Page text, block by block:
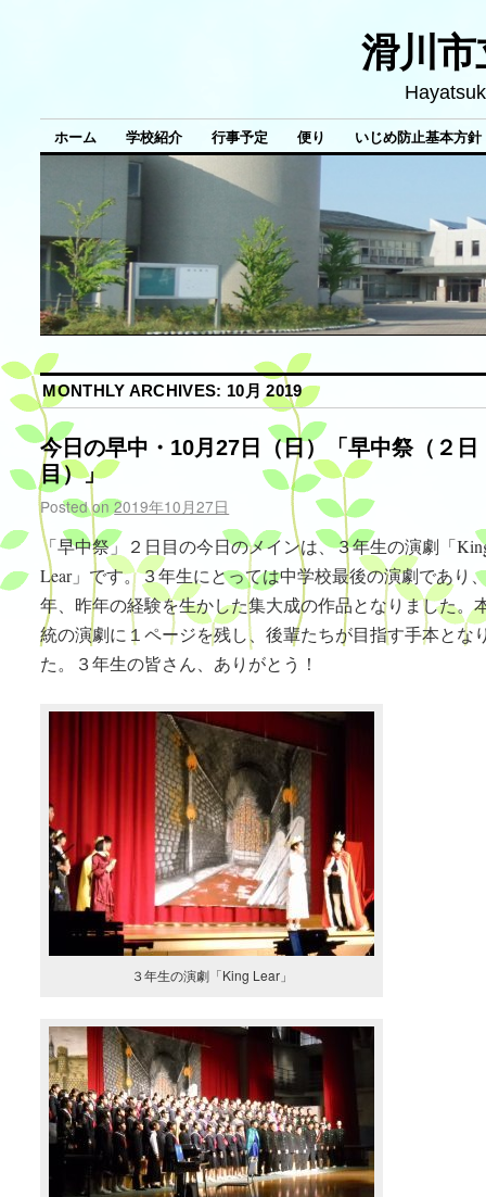
滑川市
ホーム 学校紹介 行事予定 便り いじめ防止基本方針
MONTHLY ARCHIVES: 10月 2019
今日の早中・10月27日（日）「早中祭（２日
目）」
Posted on 2019年10月27日
「早中祭」２日目の今日のメインは、３年生の演劇「
Lear」です。３年生にとっては中学校最後の演劇であり
年、昨年の経験を生かした集大成の作品となりました。
統の演劇に１ページを残し、後輩たちが目指す手本とな
た。３年生の皆さん、ありがとう！
３年生の演劇「King Lear」